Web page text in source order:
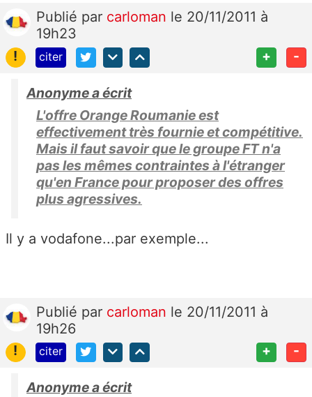
Publié par carloman le 20/11/2011 à
19h23
!
citer + -
Anonyme a écrit
L'offre Orange Roumanie est
effectivement très fournie et compétitive.
Mais il faut savoir que le groupe FT n'a
pas les mêmes contraintes à l'étranger
qu'en France pour proposer des offres
plus agressives.
Il y a vodafone...par exemple...
Publié par carloman le 20/11/2011 à
19h26
!
citer + -
Anonyme a écrit